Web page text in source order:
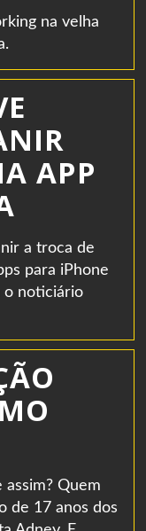
na velha
APP
a troca de
para iPhone
o noticiário
assim? Quem
de 17 anos dos